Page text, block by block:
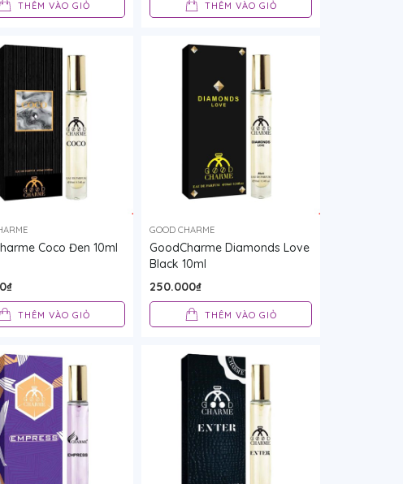
THÊM VÀO GIỎ THÊM VÀO GIỎ
Coco Đen 10ml
THÊM VÀO GIỎ
GOOD CHARME
GoodCharme Diamonds Love
Black 10ml
250.000₫
THÊM VÀO GIỎ